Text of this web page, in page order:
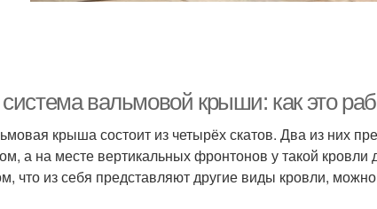
вальмовой крыши: как это
крыша состоит из четырёх скатов. Два из них
а на месте вертикальных фронтонов у такой
что из себя представляют другие виды кровли,